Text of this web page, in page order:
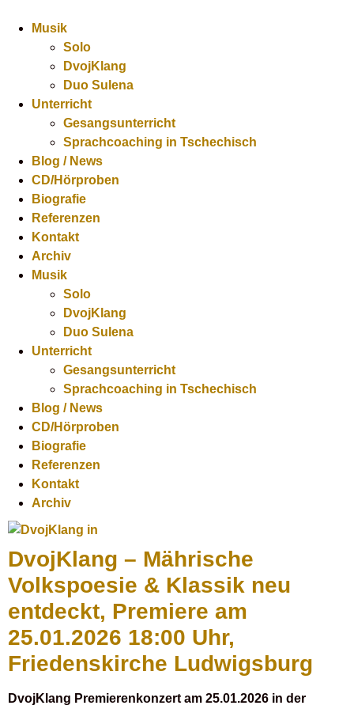
Musik
Solo
DvojKlang
Duo Sulena
Unterricht
Gesangsunterricht
Sprachcoaching in Tschechisch
Blog / News
CD/Hörproben
Biografie
Referenzen
Kontakt
Archiv
Musik
Solo
DvojKlang
Duo Sulena
Unterricht
Gesangsunterricht
Sprachcoaching in Tschechisch
Blog / News
CD/Hörproben
Biografie
Referenzen
Kontakt
Archiv
DvojKlang – Mährische
Volkspoesie & Klassik neu
entdeckt, Premiere am
25.01.2026 18:00 Uhr,
Friedenskirche Ludwigsburg
DvojKlang Premierenkonzert am 25.01.2026 in der